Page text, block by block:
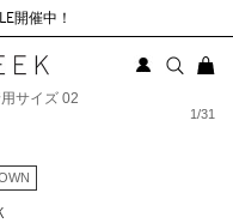
開催中！
1/31
サイズ 02